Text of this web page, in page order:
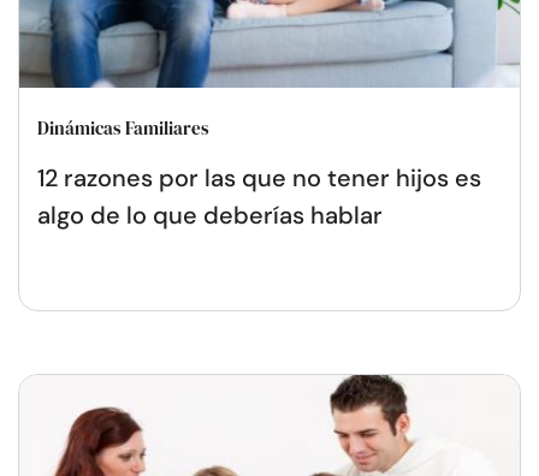
Dinámicas Familiares
12 razones por las que no tener hijos es
algo de lo que deberías hablar